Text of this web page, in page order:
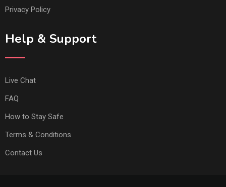
Privacy Policy
Help & Support
Live Chat
FAQ
How to Stay Safe
Terms & Conditions
Contact Us